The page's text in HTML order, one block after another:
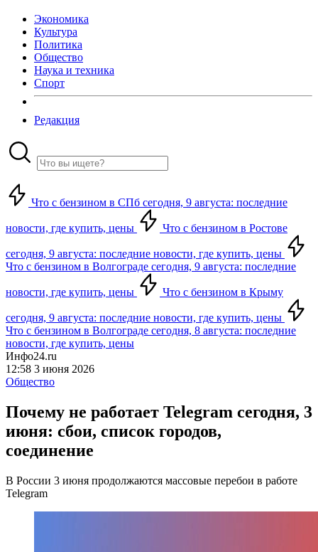
Экономика
Культура
Политика
Общество
Наука и техника
Спорт
Редакция
Что с бензином в СПб сегодня, 9 августа: последние
новости, где купить, цены Что с бензином в Ростове
сегодня, 9 августа: последние новости, где купить, цены
Что с бензином в Волгограде сегодня, 9 августа: последние
новости, где купить, цены Что с бензином в Крыму
сегодня, 9 августа: последние новости, где купить, цены
Что с бензином в Волгограде сегодня, 8 августа: последние
новости, где купить, цены
Инфо24.ru
12:58 3 июня 2026
Общество
Почему не работает Telegram сегодня, 3
июня: сбои, список городов,
соединение
В России 3 июня продолжаются массовые перебои в работе
Telegram